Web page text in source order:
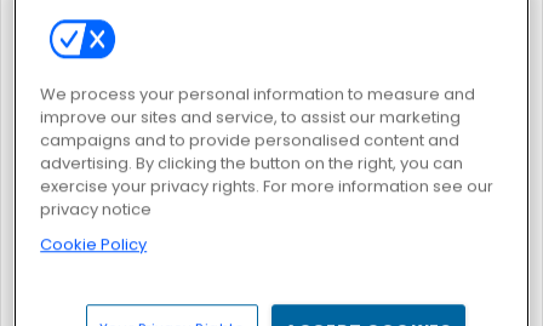
Farming Simulator My Free Farm 2
We process your personal information to measure and
improve our sites and service, to assist our marketing
campaigns and to provide personalised content and
advertising. By clicking the button on the right, you can
exercise your privacy rights. For more information see our
privacy notice
Cookie Policy